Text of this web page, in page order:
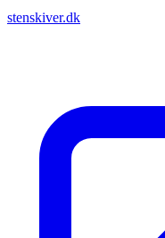
stenskiver.dk